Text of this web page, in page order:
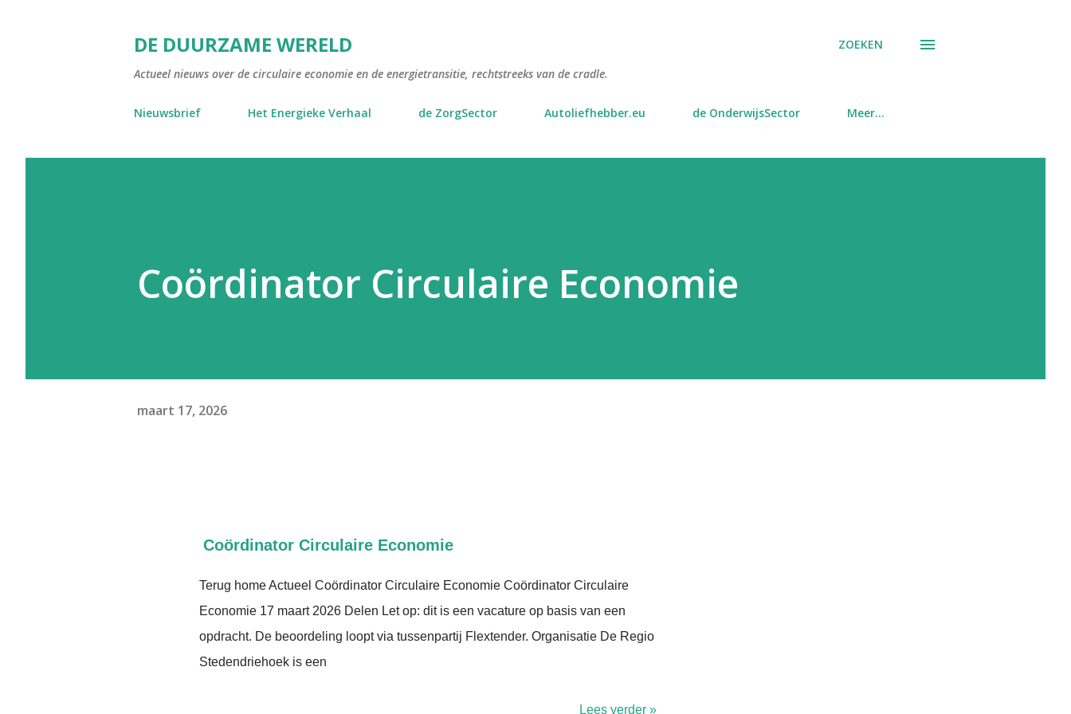
DE DUURZAME WERELD
Actueel nieuws over de circulaire economie en de energietransitie, rechtstreeks van de cradle.
ZOEKEN
Nieuwsbrief Het Energieke Verhaal de ZorgSector Autoliefhebber.eu de OnderwijsSector Meer…
Coördinator Circulaire Economie
maart 17, 2026
Coördinator Circulaire Economie
Terug home Actueel Coördinator Circulaire Economie Coördinator Circulaire
Economie 17 maart 2026 Delen Let op: dit is een vacature op basis van een
opdracht. De beoordeling loopt via tussenpartij Flextender. Organisatie De Regio
Stedendriehoek is een
Lees verder »